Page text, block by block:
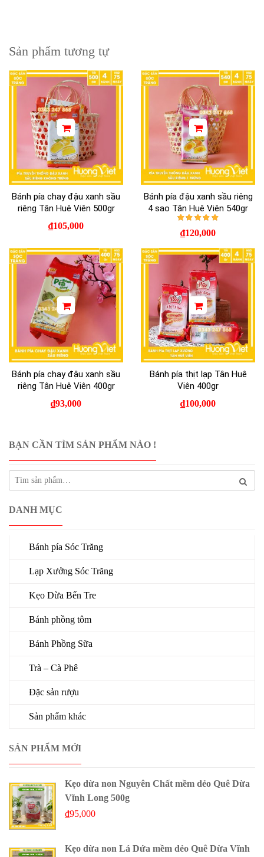
BẠN CẦN TÌM SẢN PHẨM NÀO !
DANH MỤC
Bánh pía Sóc Trăng
Lạp Xưởng Sóc Trăng
Kẹo Dừa Bến Tre
Bánh phồng tôm
Bánh Phồng Sữa
Trà – Cà Phê
Đặc sản rượu
Sản phẩm khác
SẢN PHẨM MỚI
Kẹo dừa non Nguyên Chất mềm dẻo Quê Dừa
Vĩnh Long 500g
₫95,000
Kẹo dừa non Lá Dứa mềm dẻo Quê Dừa Vĩnh
Sản phẩm tương tự
Bánh pía chay đậu xanh sầu
riêng Tân Huê Viên 500gr
₫105,000
Bánh pía đậu xanh sầu riêng
4 sao Tân Huê Viên 540gr
Được xếp hạng
₫120,000
Bánh pía chay đậu xanh sầu
riêng Tân Huê Viên 400gr
₫93,000
Bánh pía thịt lạp Tân Huê
Viên 400gr
₫100,000